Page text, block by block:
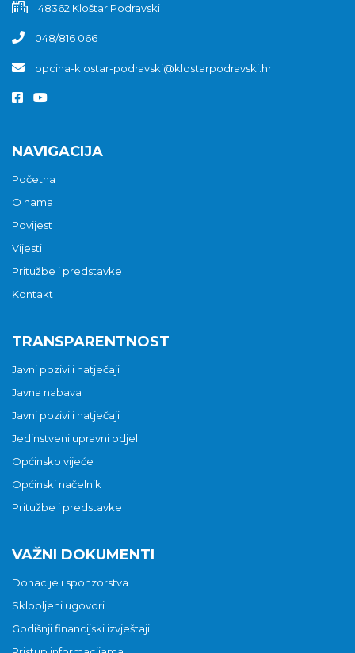
48362 Kloštar Podravski
048/816 066
opcina-klostar-podravski@klostarpodravski.hr
NAVIGACIJA
Početna
O nama
Povijest
Vijesti
Pritužbe i predstavke
Kontakt
TRANSPARENTNOST
Javni pozivi i natječaji
Javna nabava
Javni pozivi i natječaji
Jedinstveni upravni odjel
Općinsko vijeće
Općinski načelnik
Pritužbe i predstavke
VAŽNI DOKUMENTI
Donacije i sponzorstva
Sklopljeni ugovori
Godišnji financijski izvještaji